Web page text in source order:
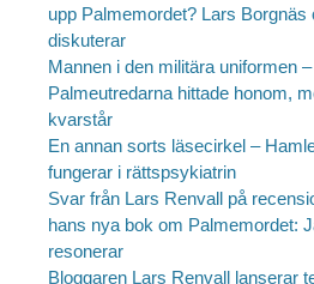
upp Palmemordet? Lars Borgnäs
diskuterar
Mannen i den militära uniformen –
Palmeutredarna hittade honom,
kvarstår
En annan sorts läsecirkel –
fungerar i rättspsykiatrin
Svar från Lars Renvall på
hans nya bok om Palmemordet:
resonerar
Bloggaren Lars Renvall lanserar